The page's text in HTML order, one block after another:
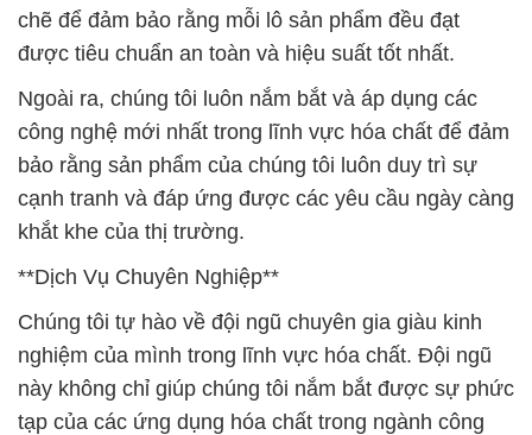
chẽ để đảm bảo rằng mỗi lô sản phẩm đều đạt
được tiêu chuẩn an toàn và hiệu suất tốt nhất.
Ngoài ra, chúng tôi luôn nắm bắt và áp dụng các
công nghệ mới nhất trong lĩnh vực hóa chất để đảm
bảo rằng sản phẩm của chúng tôi luôn duy trì sự
cạnh tranh và đáp ứng được các yêu cầu ngày càng
khắt khe của thị trường.
**Dịch Vụ Chuyên Nghiệp**
Chúng tôi tự hào về đội ngũ chuyên gia giàu kinh
nghiệm của mình trong lĩnh vực hóa chất. Đội ngũ
này không chỉ giúp chúng tôi nắm bắt được sự phức
tạp của các ứng dụng hóa chất trong ngành công